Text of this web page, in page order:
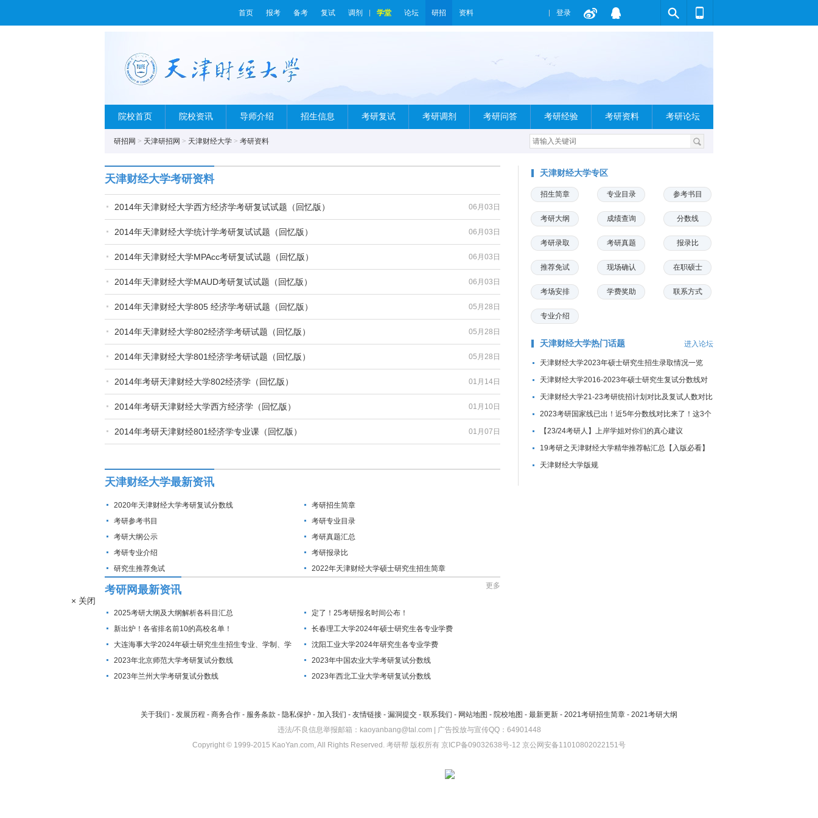
首页 报考 备考 复试 调剂 学堂 论坛 研招 资料 登录
院校首页 院校资讯 导师介绍 招生信息 考研复试 考研调剂 考研问答 考研经验 考研资料 考研论坛
研招网 > 天津研招网 > 天津财经大学 > 考研资料
天津财经大学考研资料
06月03日
2014年天津财经大学西方经济学考研复试试题（回忆版）
06月03日
2014年天津财经大学统计学考研复试试题（回忆版）
06月03日
2014年天津财经大学MPAcc考研复试试题（回忆版）
06月03日
2014年天津财经大学MAUD考研复试试题（回忆版）
05月28日
2014年天津财经大学805 经济学考研试题（回忆版）
05月28日
2014年天津财经大学802经济学考研试题（回忆版）
05月28日
2014年天津财经大学801经济学考研试题（回忆版）
01月14日
2014年考研天津财经大学802经济学（回忆版）
01月10日
2014年考研天津财经大学西方经济学（回忆版）
01月07日
2014年考研天津财经801经济学专业课（回忆版）
天津财经大学最新资讯
2020年天津财经大学考研复试分数线
考研招生简章
考研参考书目
考研专业目录
考研大纲公示
考研真题汇总
考研专业介绍
考研报录比
研究生推荐免试
2022年天津财经大学硕士研究生招生简章
考研网最新资讯 更多
2025考研大纲及大纲解析各科目汇总
定了！25考研报名时间公布！
新出炉！各省排名前10的高校名单！
长春理工大学2024年硕士研究生各专业学费
大连海事大学2024年硕士研究生生招生专业、学制、学
费标准及拟招生人数
沈阳工业大学2024年研究生各专业学费
2023年北京师范大学考研复试分数线
2023年中国农业大学考研复试分数线
2023年兰州大学考研复试分数线
2023年西北工业大学考研复试分数线
天津财经大学专区
招生简章 专业目录 参考书目
考研大纲 成绩查询 分数线
考研录取 考研真题 报录比
推荐免试 现场确认 在职硕士
考场安排 学费奖助 联系方式
专业介绍
天津财经大学热门话题 进入论坛
天津财经大学2023年硕士研究生招生录取情况一览
天津财经大学2016-2023年硕士研究生复试分数线对
比分析！
天津财经大学21-23考研统招计划对比及复试人数对比
分析
2023考研国家线已出！近5年分数线对比来了！这3个
学科降10...
【23/24考研人】上岸学姐对你们的真心建议
19考研之天津财经大学精华推荐帖汇总【入版必看】
天津财经大学版规
关于我们 - 发展历程 - 商务合作 - 服务条款 - 隐私保护 - 加入我们 - 友情链接 - 漏洞提交 - 联系我们 - 网站地图 - 院校地图 - 最新更新 - 2021考研招生简章 - 2021考研大纲
违法/不良信息举报邮箱：kaoyanbang@tal.com | 广告投放与宣传QQ：64901448
Copyright © 1999-2015 KaoYan.com, All Rights Reserved. 考研帮 版权所有 京ICP备09032638号-12 京公网安备11010802022151号
× 关闭